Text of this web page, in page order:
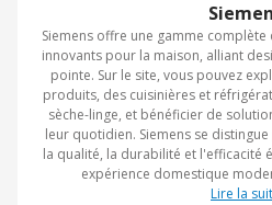
Siemens offre une gamme
innovants pour la maison, alliant
pointe. Sur le site, vous pouvez
produits, des cuisinières et
sèche-linge, et bénéficier de
leur quotidien. Siemens se
la qualité, la durabilité et l'efficacité
expérience domestique
Lire la